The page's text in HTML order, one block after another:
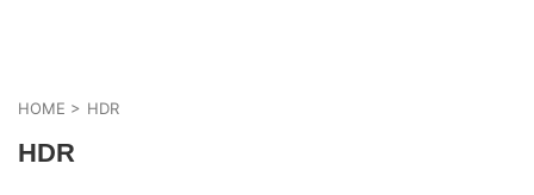
HOME > HDR
HDR